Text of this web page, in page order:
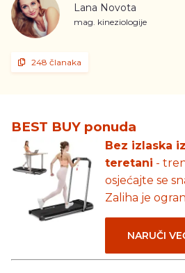
Lana Novota
mag. kineziologije
248 članaka
BEST BUY ponuda
Bez izlaska
teretani -
osjećajte se
Zaliha je
NARUČI